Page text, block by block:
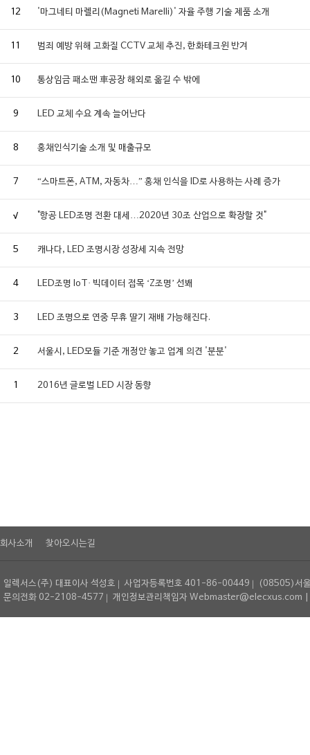
12 '마그네티 마렐리(Magneti Marelli)' 자율 주행 기술 제품 소개
11 범죄 예방 위해 고화질 CCTV 교체 추진, 한화테크윈 반겨
10 통상임금 패소땐 車공장 해외로 옮길 수 밖에
9 LED 교체 수요 계속 늘어난다
8 홍채인식기술 소개 및 매출규모
7 “스마트폰, ATM, 자동차…” 홍채 인식을 ID로 사용하는 사례 증가
√ "항공 LED조명 전환 대세…2020년 30조 산업으로 확장할 것"
5 캐나다, LED 조명시장 성장세 지속 전망
4 LED조명 IoT· 빅데이터 접목 ‘Z조명’ 선봬
3 LED 조명으로 연중 무휴 딸기 재배 가능해진다.
2 서울시, LED모듈 기준 개정안 놓고 업계 의견 '분분'
1 2016년 글로벌 LED 시장 동향
회사소개 찾아오시는길
일렉서스(주) 대표이사 석성호 사업자등록번호 401-86-00449
(08505)서
문의전화 02-2108-4577
개인정보관리책임자